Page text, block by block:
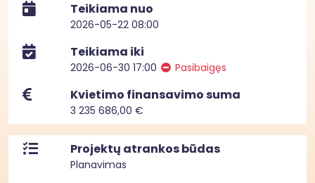
Teikiama nuo
2026-05-22 08:00
Teikiama iki
2026-06-30 17:00 Pasibaigęs
Kvietimo finansavimo suma
3 235 686,00 €
Projektų atrankos būdas
Planavimas